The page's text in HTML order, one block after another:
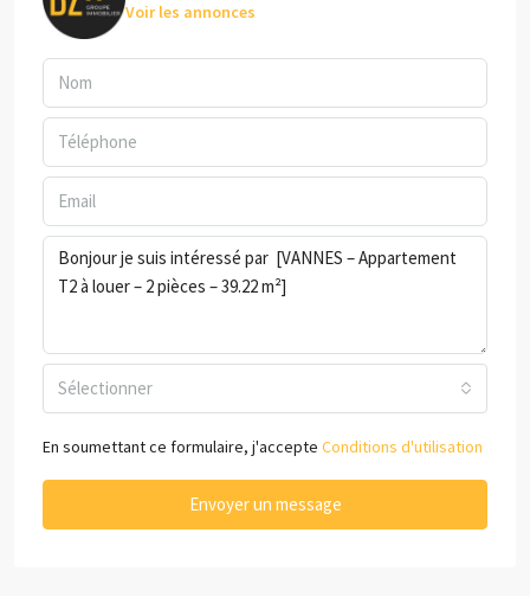
Voir les annonces
Sélectionner
En soumettant ce formulaire, j'accepte Conditions d'utilisation
Envoyer un message